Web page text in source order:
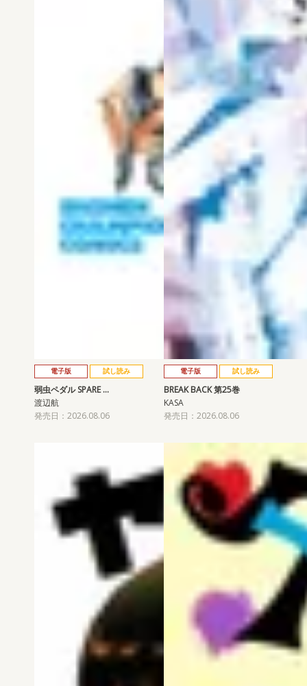
電子版 試し読み
弱虫ペダル SPARE …
渡辺航
発売日：2026.08.06
電子版 試し読み
BREAK BACK 第25巻
KASA
発売日：2026.08.06